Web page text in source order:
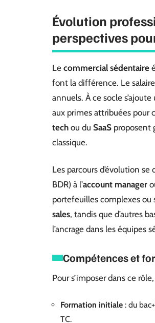
Évolution
perspectives
Le commercial sédentaire
font la différence. Le
annuels. À ce socle s’ajoute
aux primes attribuées pour
tech ou du SaaS proposent
classique.
Les parcours d’évolution
BDR) à l’account manager
portefeuilles complexes ou
sales, tandis que d’autres
l’ancrage dans les équipes
Compétences et
Pour s’imposer dans ce
Formation initiale : du
TC.